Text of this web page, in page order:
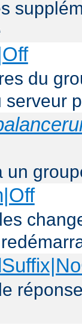
du
serveur
un